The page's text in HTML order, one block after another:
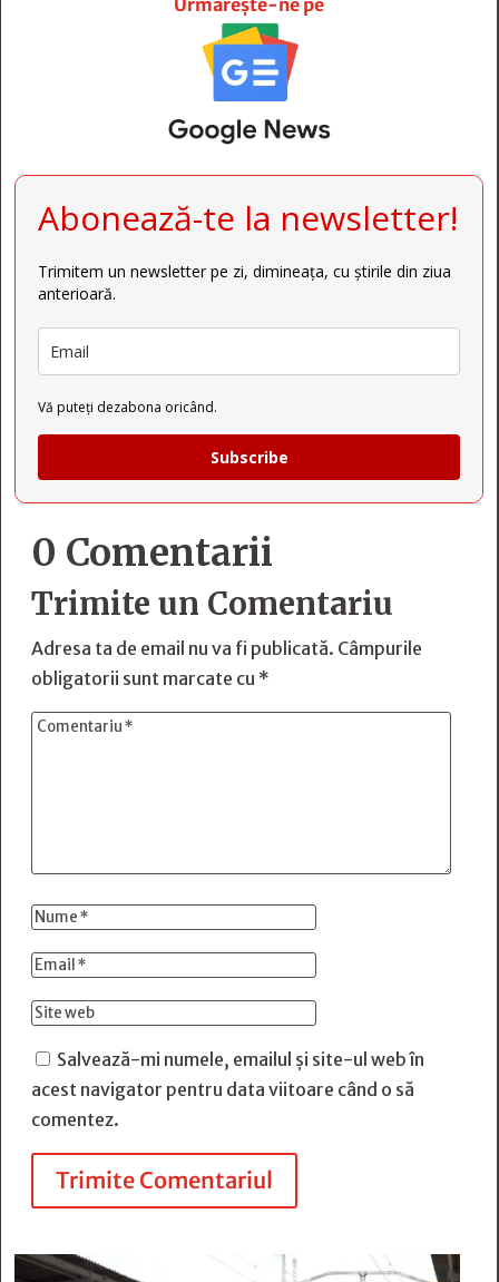
Urmărește-ne pe
Abonează-te la newsletter!
Trimitem un newsletter pe zi, dimineața, cu știrile din ziua
anterioară.
Vă puteți dezabona oricând.
Subscribe
0 Comentarii
Trimite un Comentariu
Adresa ta de email nu va fi publicată. Câmpurile
obligatorii sunt marcate cu *
Salvează-mi numele, emailul și site-ul web în
acest navigator pentru data viitoare când o să
comentez.
Trimite Comentariul